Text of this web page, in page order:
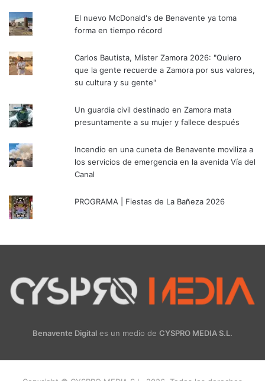
El nuevo McDonald's de Benavente ya toma
forma en tiempo récord
Carlos Bautista, Míster Zamora 2026: "Quiero
que la gente recuerde a Zamora por sus valores,
su cultura y su gente"
Un guardia civil destinado en Zamora mata
presuntamente a su mujer y fallece después
Incendio en una cuneta de Benavente moviliza a
los servicios de emergencia en la avenida Vía del
Canal
PROGRAMA | Fiestas de La Bañeza 2026
Benavente Digital es un medio de CYSPRO MEDIA S.L.